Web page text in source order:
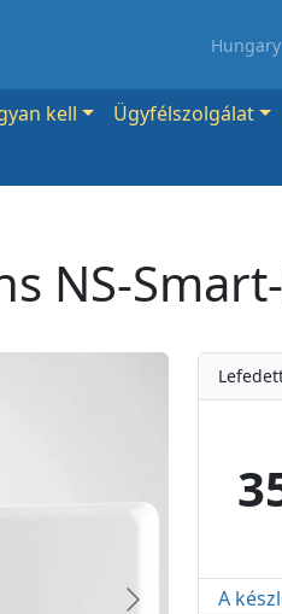
Hungary
kell Ügyfélszolgálat
NS-
A